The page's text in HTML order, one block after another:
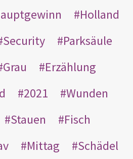
Holland
Security
Parksäule
Grau
Erzählung
2021
Wunden
Stauen
Fisch
Mittag Schädel